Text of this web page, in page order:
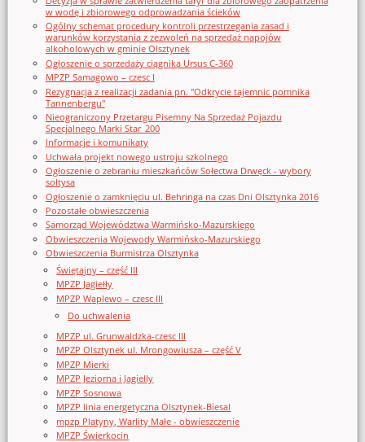
w wodę i zbiorowego odprowadzania ścieków
Ogólny schemat procedury kontroli przestrzegania zasad i
warunków korzystania z zezwoleń na sprzedaż napojów
alkoholowych w gminie Olsztynek
Ogłoszenie o sprzedaży ciągnika Ursus C-360
MPZP Samagowo – czesc I
Rezygnacja z realizacji zadania pn. "Odkrycie tajemnic pomnika
Tannenbergu"
Nieograniczony Przetargu Pisemny Na Sprzedaż Pojazdu
Specjalnego Marki Star_200
Informacje i komunikaty
Uchwała projekt nowego ustroju szkolnego
Ogłoszenie o zebraniu mieszkańców Sołectwa Drwęck - wybory
sołtysa
Ogłoszenie o zamknięciu ul. Behringa na czas Dni Olsztynka 2016
Pozostałe obwieszczenia
Samorząd Województwa Warmińsko-Mazurskiego
Obwieszczenia Wojewody Warmińsko-Mazurskiego
Obwieszczenia Burmistrza Olsztynka
Świętajny – część III
MPZP Jagiełły
MPZP Waplewo – czesc III
Do uchwalenia
MPZP ul. Grunwaldzka-czesc III
MPZP Olsztynek ul. Mrongowiusza – część V
MPZP Mierki
MPZP Jeziorna i Jagielly
MPZP Sosnowa
MPZP linia energetyczna Olsztynek-Biesal
mpzp Platyny, Warlity Małe - obwieszczenie
MPZP Świerkocin